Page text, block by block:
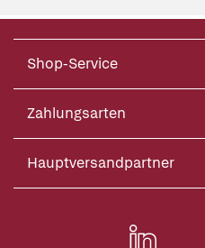
Shop-Service
Zahlungsarten
Hauptversandpartner